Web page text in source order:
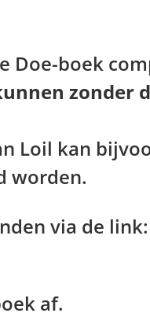
Doe-boek
zonder
Loil kan
worden.
via de link:
af.